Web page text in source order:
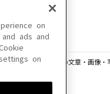
掲載されている一切の文章・画像
on
ads and
on